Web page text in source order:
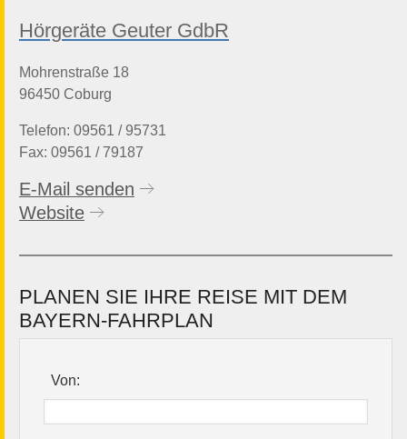
Hörgeräte Geuter GdbR
Mohrenstraße 18
96450 Coburg
Telefon: 09561 / 95731
Fax: 09561 / 79187
E-Mail senden
Website
PLANEN SIE IHRE REISE MIT DEM
BAYERN-FAHRPLAN
Von: